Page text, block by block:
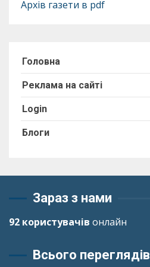
Архів газети в pdf
Головна
Реклама на сайті
Login
Блоги
Зараз з нами
92 користувачів онлайн
Всього переглядів